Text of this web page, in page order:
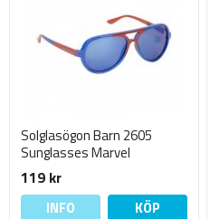
Solglasögon Barn 2605
Sunglasses Marvel
Spiderman Spider-man
Amazing 13cm
119 kr
INFO KÖP